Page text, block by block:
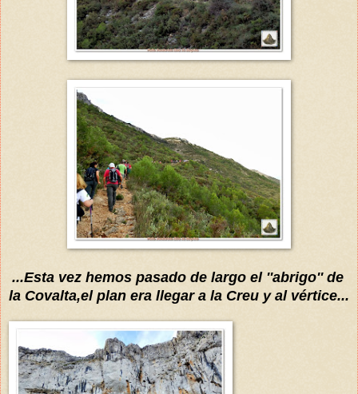
...Esta vez hemos pasado de largo el ''abrigo'' de
la Covalta,el plan era llegar a la Creu y al vértice...